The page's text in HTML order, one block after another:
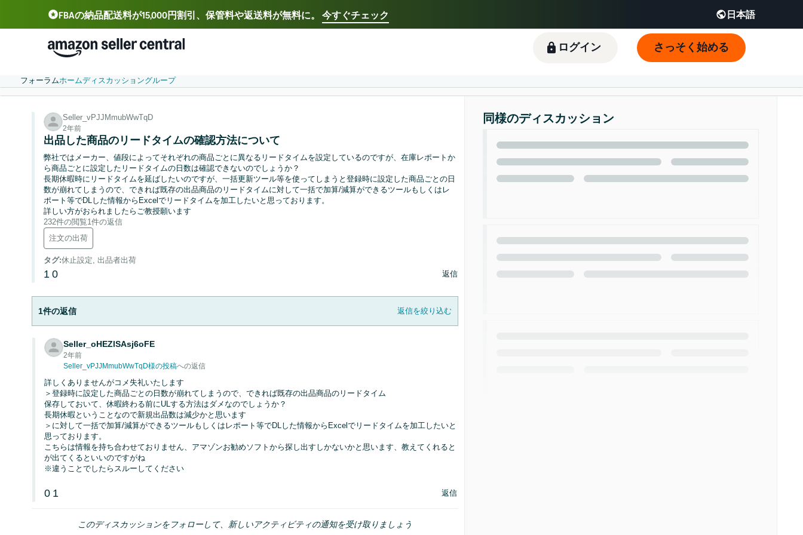
FBAの納品配送料が15,000円割引、保管料や返送料が無料に。 今すぐチェック 日本語
Select your preferred language
中文 - CN Deutsch - DE 日本語 - JP English - JP
ログイン さっそく始める
フォーラムホームディスカッショングループ
Seller_vPJJMmubWwTqD
2年前
出品した商品のリードタイムの確認方法について
弊社ではメーカー、値段によってそれぞれの商品ごとに異なるリードタイムを設定しているのですが、在庫レポートか
ら商品ごとに設定したリードタイムの日数は確認できないのでしょうか？
長期休暇時にリードタイムを延ばしたいのですが、一括更新ツール等を使ってしまうと登録時に設定した商品ごとの日
数が崩れてしまうので、できれば既存の出品商品のリードタイムに対して一括で加算/減算ができるツールもしくはレ
ポート等でDLした情報からExcelでリードタイムを加工したいと思っております。
詳しい方がおられましたらご教授願います
232件の閲覧1件の返信
注文の出荷
タグ:休止設定, 出品者出荷
1 0 返信
1件の返信 返信を絞り込む
Seller_oHEZlSAsj6oFE
2年前
Seller_vPJJMmubWwTqD様の投稿への返信
詳しくありませんがコメ失礼いたします
＞登録時に設定した商品ごとの日数が崩れてしまうので、できれば既存の出品商品のリードタイム
保存しておいて、休暇終わる前にULする方法はダメなのでしょうか？
長期休暇ということなので新規出品数は減少かと思います
＞に対して一括で加算/減算ができるツールもしくはレポート等でDLした情報からExcelでリードタイムを加工したいと
思っております。
こちらは情報を持ち合わせておりません、アマゾンお勧めソフトから探し出すしかないかと思います、教えてくれると
が出てくるといいのですがね
※違うことでしたらスルーしてください
0 1 返信
このディスカッションをフォローして、新しいアクティビティの通知を受け取りましょう
同様のディスカッション